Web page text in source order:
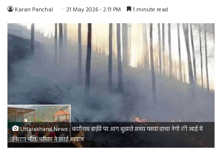
Karan Panchal 21 May 2026 - 2:11 PM 1 minute read
Uttarakhand News : बदरीनाथ हाईवे पर आग बुझाते समय फायर वाचर नेगी की खाई में
गिरकर मौत, परिवार ने उठाई आवाज़